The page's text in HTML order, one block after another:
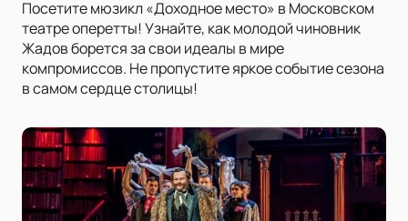
Посетите мюзикл «Доходное место» в Московском
театре оперетты! Узнайте, как молодой чиновник
Жадов борется за свои идеалы в мире
компромиссов. Не пропустите яркое событие сезона
в самом сердце столицы!